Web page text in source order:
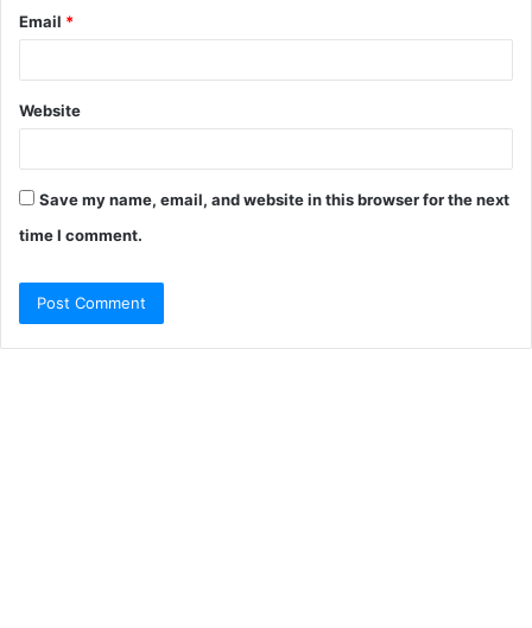
Email *
Website
Save my name, email, and website in this browser for the next
time I comment.